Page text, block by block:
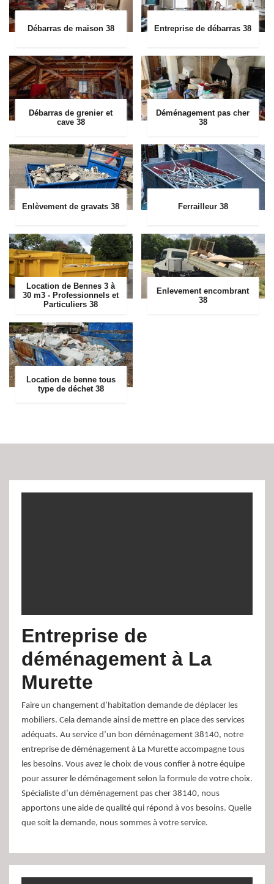
Débarras de maison 38 Entreprise de débarras 38
Débarras de grenier et
cave 38
Déménagement pas cher
38
Enlèvement de gravats 38 Ferrailleur 38
Location de Bennes 3 à
30 m3 - Professionnels et
Particuliers 38
Enlevement encombrant
38
Location de benne tous
type de déchet 38
Entreprise de
déménagement à La
Murette
Faire un changement d’habitation demande de déplacer les
mobiliers. Cela demande ainsi de mettre en place des services
adéquats. Au service d’un bon déménagement 38140, notre
entreprise de déménagement à La Murette accompagne tous
les besoins. Vous avez le choix de vous confier à notre équipe
pour assurer le déménagement selon la formule de votre choix.
Spécialiste d’un déménagement pas cher 38140, nous
apportons une aide de qualité qui répond à vos besoins. Quelle
que soit la demande, nous sommes à votre service.